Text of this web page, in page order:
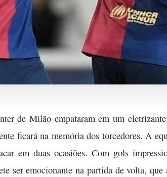
de Milão empataram em um
ficará na memória dos torcedores. A
em duas ocasiões. Com gols
ser emocionante na partida de volta,